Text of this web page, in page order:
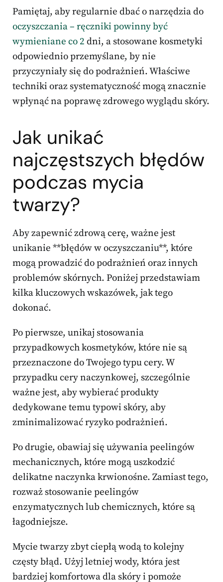
Pamiętaj, aby regularnie dbać o narzędzia do
oczyszczania – ręczniki powinny być
wymieniane co 2 dni, a stosowane kosmetyki
odpowiednio przemyślane, by nie
przyczyniały się do podrażnień. Właściwe
techniki oraz systematyczność mogą znacznie
wpłynąć na poprawę zdrowego wyglądu skóry.
Jak unikać
najczęstszych błędów
podczas mycia
twarzy?
Aby zapewnić zdrową cerę, ważne jest
unikanie **błędów w oczyszczaniu**, które
mogą prowadzić do podrażnień oraz innych
problemów skórnych. Poniżej przedstawiam
kilka kluczowych wskazówek, jak tego
dokonać.
Po pierwsze, unikaj stosowania
przypadkowych kosmetyków, które nie są
przeznaczone do Twojego typu cery. W
przypadku cery naczynkowej, szczególnie
ważne jest, aby wybierać produkty
dedykowane temu typowi skóry, aby
zminimalizować ryzyko podrażnień.
Po drugie, obawiaj się używania peelingów
mechanicznych, które mogą uszkodzić
delikatne naczynka krwionośne. Zamiast tego,
rozważ stosowanie peelingów
enzymatycznych lub chemicznych, które są
łagodniejsze.
Mycie twarzy zbyt ciepłą wodą to kolejny
częsty błąd. Użyj letniej wody, która jest
bardziej komfortowa dla skóry i pomoże